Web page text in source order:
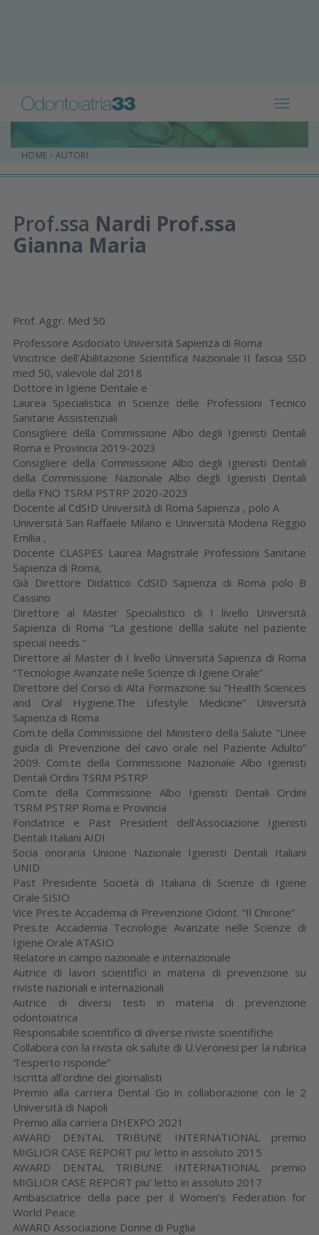
Toggle
HOME - AUTORI
Prof.ssa Nardi Prof.ssa
Gianna Maria
Prof. Aggr. Med 50
Professore Asdociato Università Sapienza di Roma
Vincitrice dell'Abilitazione Scientifica Nazionale II fascia SSD
med 50, valevole dal 2018
Dottore in Igiene Dentale e
Laurea Specialistica in Scienze delle Professioni Tecnico
Sanitarie Assistenziali
Consigliere della Commissione Albo degli Igienisti Dentali
Roma e Provincia 2019-2023
Consigliere della Commissione Albo degli Igienisti Dentali
della Commissione Nazionale Albo degli Igienisti Dentali
della FNO TSRM PSTRP 2020-2023
Docente al CdSID Università di Roma Sapienza , polo A
Università San Raffaele Milano e Università Modena Reggio
Emilia ,
Docente CLASPES Laurea Magistrale Professioni Sanitarie
Sapienza di Roma,
Già Direttore Didattico CdSID Sapienza di Roma polo B
Cassino
Direttore al Master Specialistico di I livello Università
Sapienza di Roma “La gestione dellla salute nel paziente
special needs “
Direttore al Master di I livello Università Sapienza di Roma
“Tecnologie Avanzate nelle Scienze di Igiene Orale”
Direttore del Corso di Alta Formazione su “Health Sciences
and Oral Hygiene.The Lifestyle Medicine” Università
Sapienza di Roma
Com.te della Commissione del Ministero della Salute "Linee
guida di Prevenzione del cavo orale nel Paziente Adulto”
2009. Com.te della Commissione Nazionale Albo Igienisti
Dentali Ordini TSRM PSTRP
Com.te della Commissione Albo Igienisti Dentali Ordini
TSRM PSTRP Roma e Provincia
Fondatrice e Past President dell’Associazione Igienisti
Dentali Italiani AIDI
Socia onoraria Unione Nazionale Igienisti Dentali Italiani
UNID
Past Presidente Società di Italiana di Scienze di Igiene
Orale SISIO
Vice Pres.te Accademia di Prevenzione Odont. “Il Chirone”
Pres.te Accademia Tecnologie Avanzate nelle Scienze di
Igiene Orale ATASIO
Relatore in campo nazionale e internazionale
Autrice di lavori scientifici in materia di prevenzione su
riviste nazionali e internazionali
Autrice di diversi testi in materia di prevenzione
odontoiatrica
Responsabile scientifico di diverse riviste scientifiche
Collabora con la rivista ok salute di U.Veronesi per la rubrica
“l’esperto risponde”
Iscritta all’ordine dei giornalisti
Premio alla carriera Dental Go in collaborazione con le 2
Università di Napoli
Premio alla carriera DHEXPO 2021
AWARD DENTAL TRIBUNE INTERNATIONAL premio
MIGLIOR CASE REPORT piu’ letto in assoluto 2015
AWARD DENTAL TRIBUNE INTERNATIONAL premio
MIGLIOR CASE REPORT piu’ letto in assoluto 2017
Ambasciatrice della pace per il Women’s Federation for
World Peace
AWARD Associazione Donne di Puglia